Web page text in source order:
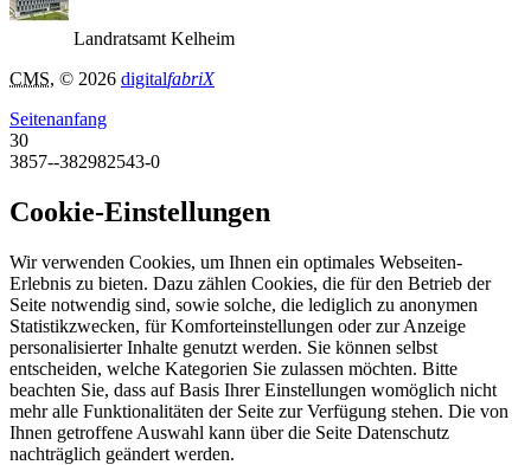
Landratsamt Kelheim
CMS, © 2026 digitalfabriX
Seitenanfang
30
3857--382982543-0
Cookie-Einstellungen
Wir verwenden Cookies, um Ihnen ein optimales Webseiten-
Erlebnis zu bieten. Dazu zählen Cookies, die für den Betrieb der
Seite notwendig sind, sowie solche, die lediglich zu anonymen
Statistikzwecken, für Komforteinstellungen oder zur Anzeige
personalisierter Inhalte genutzt werden. Sie können selbst
entscheiden, welche Kategorien Sie zulassen möchten. Bitte
beachten Sie, dass auf Basis Ihrer Einstellungen womöglich nicht
mehr alle Funktionalitäten der Seite zur Verfügung stehen. Die von
Ihnen getroffene Auswahl kann über die Seite Datenschutz
nachträglich geändert werden.